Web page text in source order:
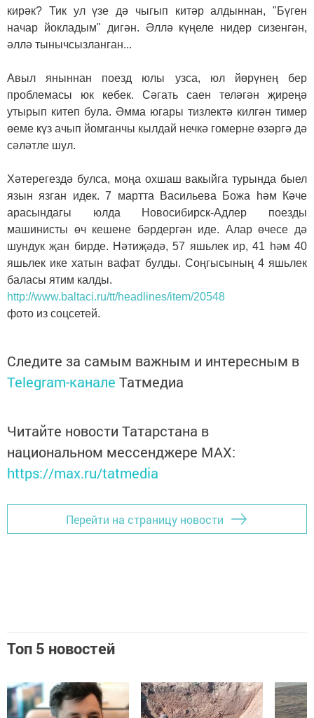
кирәк? Тик ул үзе дә чыгып китәр алдыннан, "Бүген
начар йокладым" дигән. Әллә күңеле нидер сизенгән,
әллә тынычсызланган...
Авыл яныннан поезд юлы узса, юл йөрүнең бер
проблемасы юк кебек. Сәгать саен теләгән җиреңә
утырып китеп була. Әмма югары тизлектә килгән тимер
өеме күз ачып йомганчы кылдай нечкә гомерне өзәргә дә
сәләтле шул.
Хәтерегездә булса, моңа охшаш вакыйга турында быел
язын язган идек. 7 мартта Васильева Божа һәм Кәче
арасындагы юлда Новосибирск-Адлер поезды
машинисты өч кешене бәрдергән иде. Алар өчесе дә
шундук җан бирде. Нәтиҗәдә, 57 яшьлек ир, 41 һәм 40
яшьлек ике хатын вафат булды. Соңгысының 4 яшьлек
баласы ятим калды.
http://www.baltaci.ru/tt/headlines/item/20548
фото из соцсетей.
Следите за самым важным и интересным в
Telegram-канале Татмедиа
Читайте новости Татарстана в
национальном мессенджере MАХ:
https://max.ru/tatmedia
Перейти на страницу новости
Топ 5 новостей